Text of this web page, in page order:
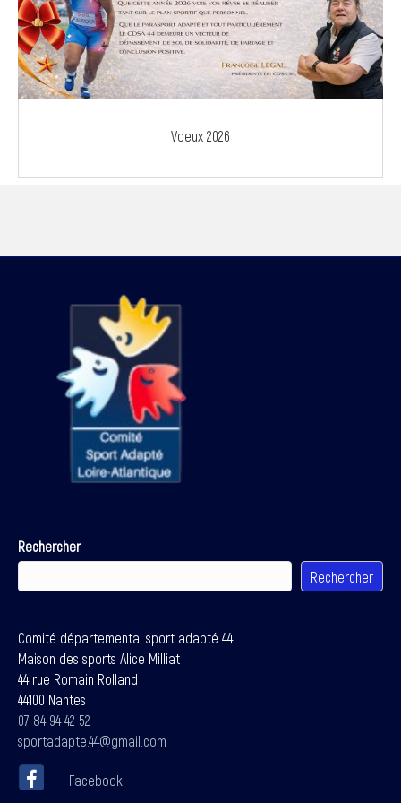
Voeux 2026
Rechercher
Rechercher
Comité départemental sport adapté 44
Maison des sports Alice Milliat
44 rue Romain Rolland
44100 Nantes
07 84 94 42 52
sportadapte.44@gmail.com
Facebook